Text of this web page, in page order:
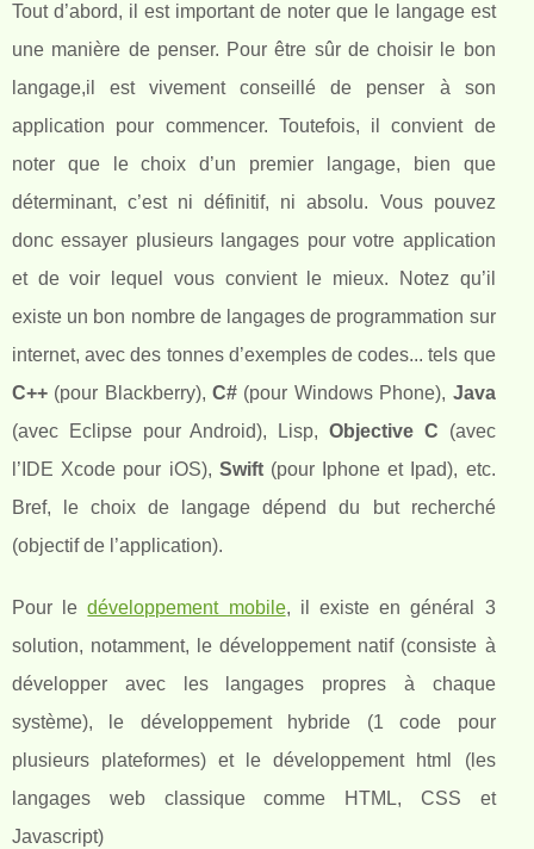
Tout d’abord, il est important de noter que le langage est
une manière de penser. Pour être sûr de choisir le bon
langage,il est vivement conseillé de penser à son
application pour commencer. Toutefois, il convient de
noter que le choix d’un premier langage, bien que
déterminant, c’est ni définitif, ni absolu. Vous pouvez
donc essayer plusieurs langages pour votre application
et de voir lequel vous convient le mieux. Notez qu’il
existe un bon nombre de langages de programmation sur
internet, avec des tonnes d’exemples de codes... tels que
C++ (pour Blackberry),C# (pour Windows Phone), Java
(avec Eclipse pour Android), Lisp, Objective C (avec
l’IDE Xcode pour iOS), Swift(pour Iphone et Ipad), etc.
Bref, le choix de langage dépend du but recherché
(objectif de l’application).
Pour ledéveloppement mobile, il existe en général 3
solution, notamment, le développement natif (consiste à
développer avec les langages propres à chaque
système), le développement hybride (1 code pour
plusieurs plateformes) et le développement html (les
langages web classique comme HTML, CSS et
Javascript)